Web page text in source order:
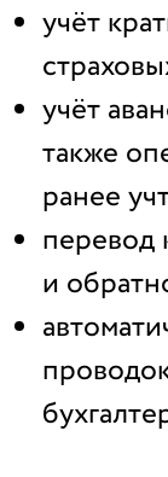
учёт
учёт
также
ранее
перевод
и